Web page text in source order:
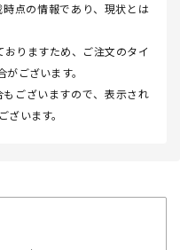
点の情報であり、現状とは
りますため、ご注文のタイ
ございます。
ございますので、表示され
います。